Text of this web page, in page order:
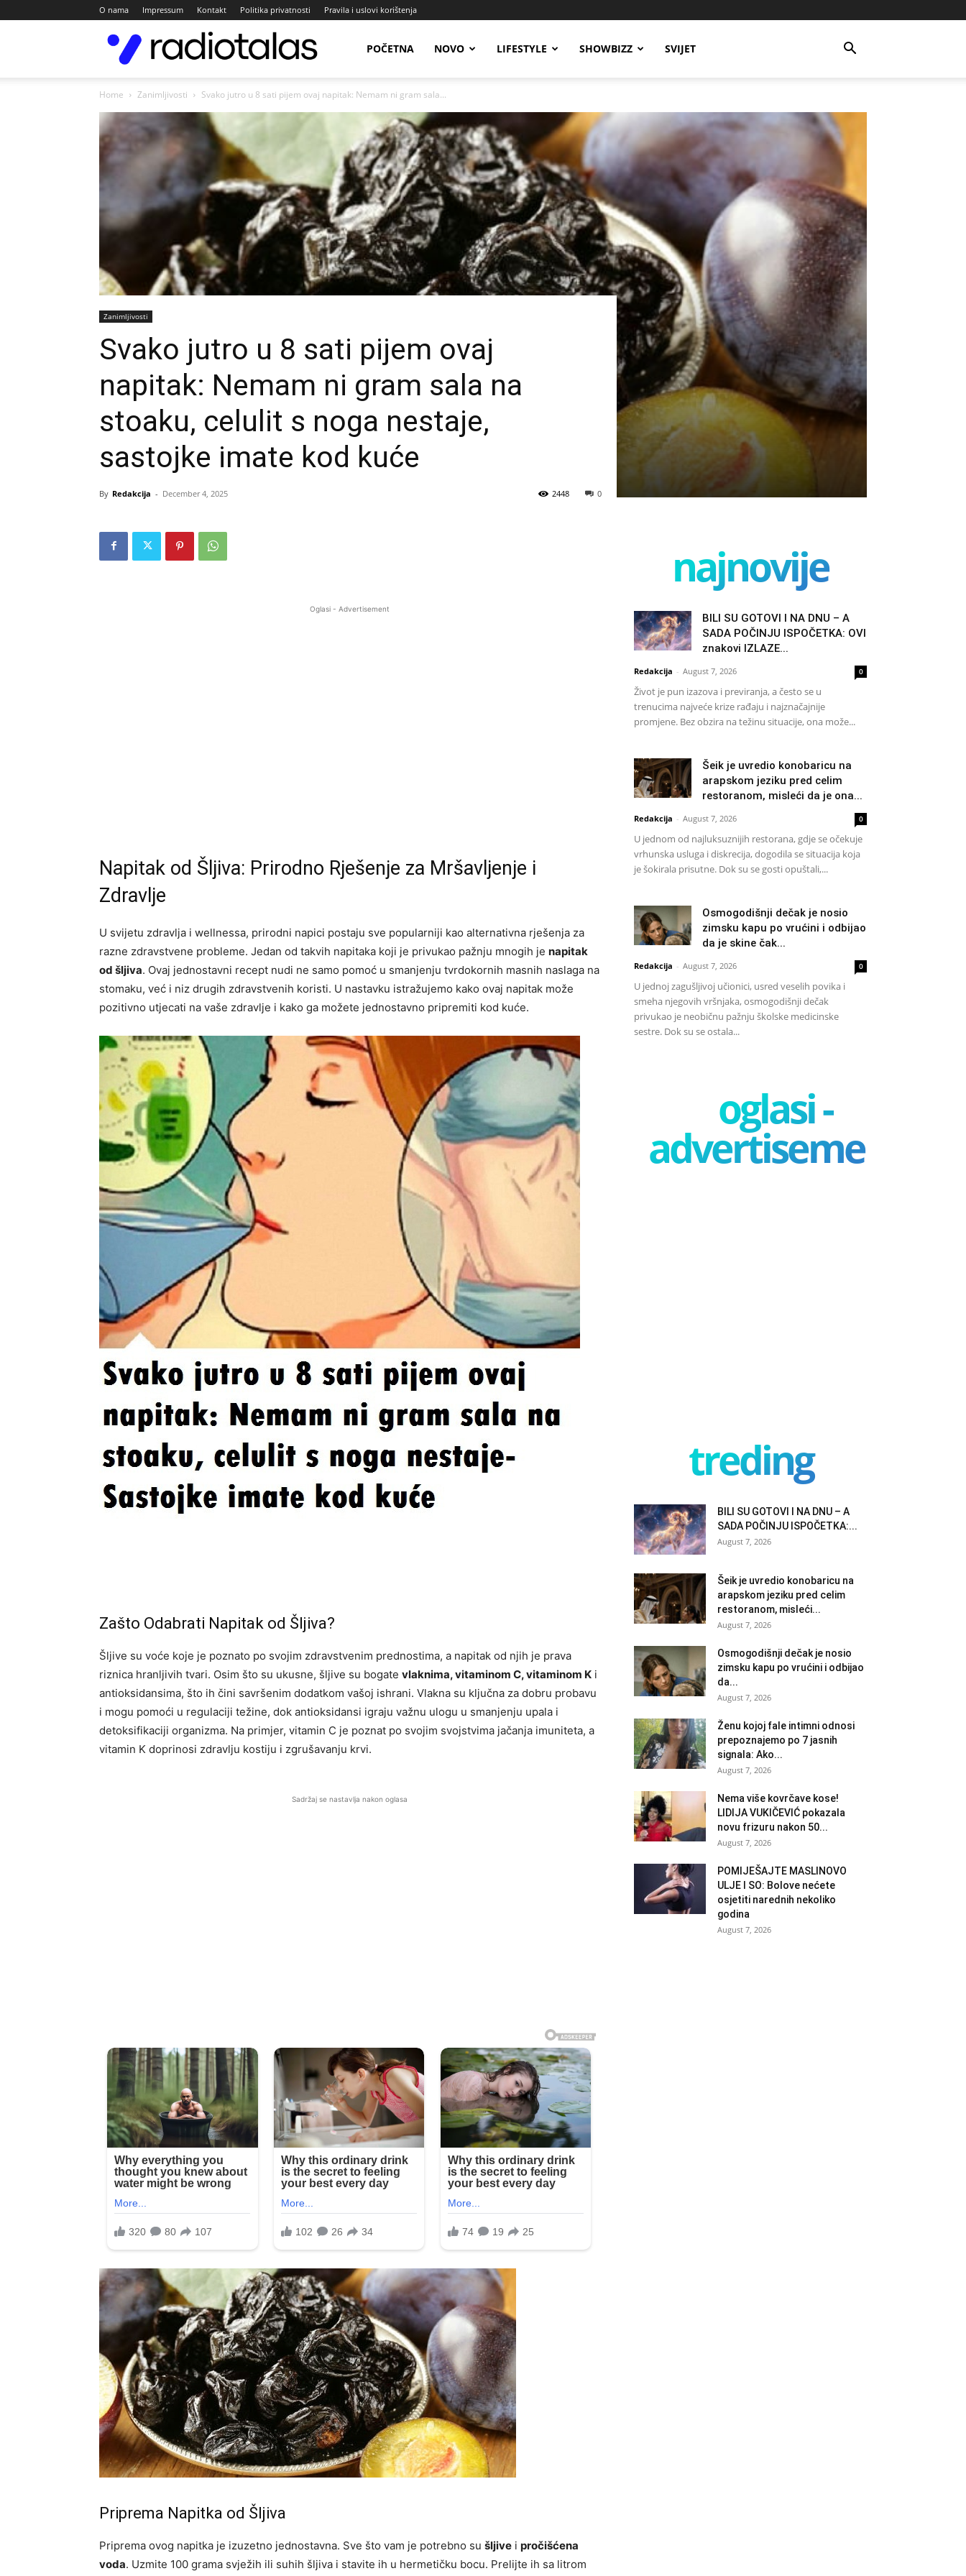
O nama Impressum Kontakt Politika privatnosti Pravila i uslovi korištenja
POČETNA NOVO LIFESTYLE SHOWBIZZ SVIJET
Home Zanimljivosti Svako jutro u 8 sati pijem ovaj napitak: Nemam ni gram sala...
Zanimljivosti
Svako jutro u 8 sati pijem ovaj
napitak: Nemam ni gram sala na
stoaku, celulit s noga nestaje,
sastojke imate kod kuće
By Redakcija - December 4, 2025 0
2448
Oglasi - Advertisement
Napitak od Šljiva: Prirodno Rješenje za Mršavljenje i
Zdravlje
U svijetu zdravlja i wellnessa, prirodni napici postaju sve popularniji kao alternativna rješenja za
razne zdravstvene probleme. Jedan od takvih napitaka koji je privukao pažnju mnogih je napitak
od šljiva. Ovaj jednostavni recept nudi ne samo pomoć u smanjenju tvrdokornih masnih naslaga na
stomaku, već i niz drugih zdravstvenih koristi. U nastavku istražujemo kako ovaj napitak može
pozitivno utjecati na vaše zdravlje i kako ga možete jednostavno pripremiti kod kuće.
Zašto Odabrati Napitak od Šljiva?
Šljive su voće koje je poznato po svojim zdravstvenim prednostima, a napitak od njih je prava
riznica hranljivih tvari. Osim što su ukusne, šljive su bogate vlaknima, vitaminom C, vitaminom K i
antioksidansima, što ih čini savršenim dodatkom vašoj ishrani. Vlakna su ključna za dobru probavu
i mogu pomoći u regulaciji težine, dok antioksidansi igraju važnu ulogu u smanjenju upala i
detoksifikaciji organizma. Na primjer, vitamin C je poznat po svojim svojstvima jačanja imuniteta, a
vitamin K doprinosi zdravlju kostiju i zgrušavanju krvi.
Sadržaj se nastavlja nakon oglasa
Priprema Napitka od Šljiva
Priprema ovog napitka je izuzetno jednostavna. Sve što vam je potrebno su šljive i pročišćena
voda. Uzmite 100 grama svježih ili suhih šljiva i stavite ih u hermetičku bocu. Prelijte ih sa litrom
najnovije
BILI SU GOTOVI I NA DNU – A
SADA POČINJU ISPOČETKA: OVI
znakovi IZLAZE...
Redakcija - August 7, 2026 0
Život je pun izazova i previranja, a često se u
trenucima najveće krize rađaju i najznačajnije
promjene. Bez obzira na težinu situacije, ona može...
Šeik je uvredio konobaricu na
arapskom jeziku pred celim
restoranom, misleći da je ona...
Redakcija - August 7, 2026 0
U jednom od najluksuznijih restorana, gdje se očekuje
vrhunska usluga i diskrecija, dogodila se situacija koja
je šokirala prisutne. Dok su se gosti opuštali,...
Osmogodišnji dečak je nosio
zimsku kapu po vrućini i odbijao
da je skine čak...
Redakcija - August 7, 2026 0
U jednoj zagušljivoj učionici, usred veselih povika i
smeha njegovih vršnjaka, osmogodišnji dečak
privukao je neobičnu pažnju školske medicinske
sestre. Dok su se ostala...
oglasi -
advertisement
treding
BILI SU GOTOVI I NA DNU – A
SADA POČINJU ISPOČETKA:...
August 7, 2026
Šeik je uvredio konobaricu na
arapskom jeziku pred celim
restoranom, misleći...
August 7, 2026
Osmogodišnji dečak je nosio
zimsku kapu po vrućini i odbijao
da...
August 7, 2026
Ženu kojoj fale intimni odnosi
prepoznajemo po 7 jasnih
signala: Ako...
August 7, 2026
Nema više kovrčave kose!
LIDIJA VUKIČEVIĆ pokazala
novu frizuru nakon 50...
August 7, 2026
POMIJEŠAJTE MASLINOVO
ULJE I SO: Bolove nećete
osjetiti narednih nekoliko
godina
August 7, 2026